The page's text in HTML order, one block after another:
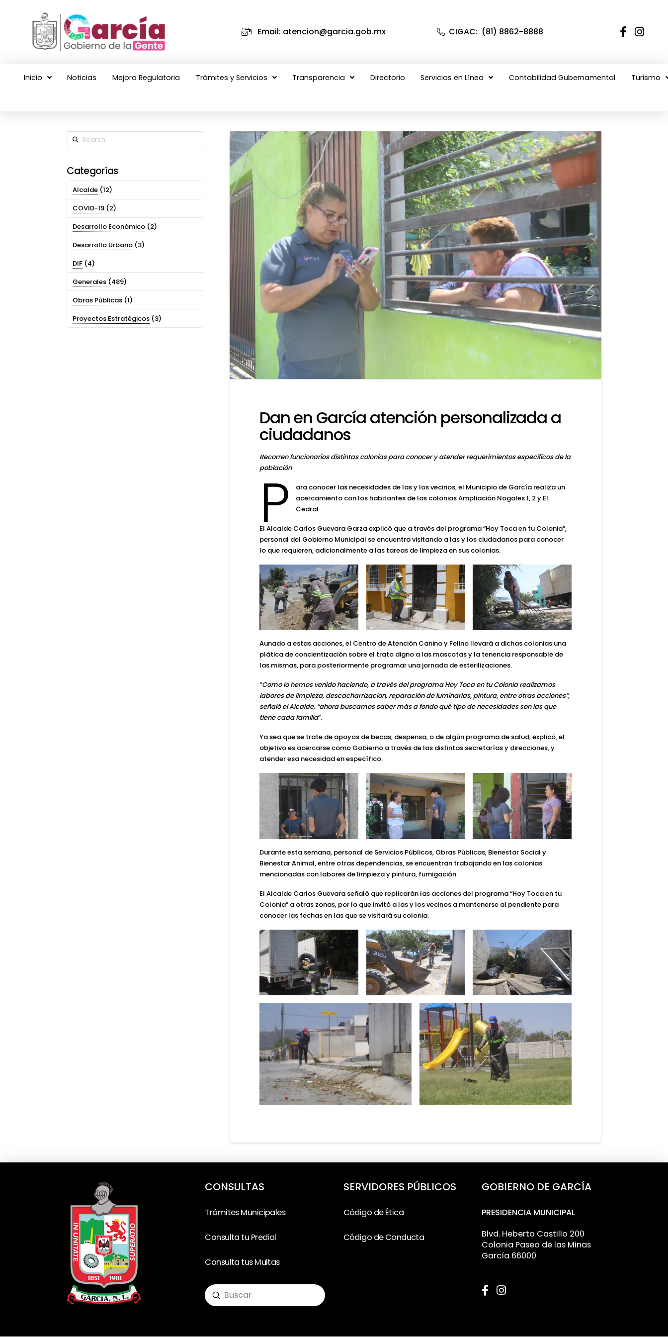
Email: atencion@garcia.gob.mx CIGAC: (81) 8862-8888
Inicio Noticias Mejora Regulatoria Trámites y Servicios Transparencia Directorio Servicios en Línea Contabilidad Gubernamental Turismo
Dan en García atención personalizada a
ciudadanos
Recorren funcionarios distintas colonias para conocer y atender requerimientos específicos de la
población
P
ara conocer las necesidades de las y los vecinos, el Municipio de García realiza un
acercamiento con los habitantes de las colonias Ampliación Nogales 1, 2 y El
Cedral .
El Alcalde Carlos Guevara Garzaexplicó que a través del programa“Hoy Toca en tu Colonia”,
personal del Gobierno Municipal se encuentra visitando a las y los ciudadanos para conocer
lo que requieren, adicionalmente a las tareas de limpieza en sus colonias.
Aunado a estas acciones, el Centro de Atención Canino y Felinollevará a dichas colonias una
plática de concientización sobre el trato digno a las mascotas y la tenencia responsable de
las mismas, para posteriormente programar una jornada de esterilizaciones.
“Como lo hemos venido haciendo, a través del programa Hoy Toca en tu Colonia realizamos
labores de limpieza, descacharrizacion, reparación de luminarias, pintura, entre otras acciones”,
señaló elAlcalde,“ahora buscamos saber más a fondo qué tipo de necesidades son las que
tiene cada familia”.
Ya sea que se trate de apoyos de becas, despensa, o de algún programa de salud, explicó, el
objetivo es acercarse como Gobierno a través de las distintas secretarías y direcciones, y
atender esa necesidad en específico.
Durante esta semana, personal de Servicios Públicos, Obras Públicas, Bienestar Social y
Bienestar Animal, entre otras dependencias, se encuentran trabajando en las colonias
mencionadas con labores de limpieza y pintura, fumigación.
El Alcalde Carlos Guevaraseñaló que replicarán las acciones del programa “Hoy Toca en tu
Colonia” a otras zonas, por lo que invitó a las y los vecinos a mantenerse al pendiente para
conocer las fechas en las que se visitará su colonia.
Search
Categorías
Alcalde (12)
COVID-19 (2)
Desarrollo Económico (2)
Desarrollo Urbano (3)
DIF (4)
Generales (489)
Obras Públicas (1)
Proyectos Estratégicos (3)
CONSULTAS
Trámites Municipales
Consulta tu Predial
Consulta tus Multas
Search
Submit
SERVIDORES PÚBLICOS
Código de Ética
Código de Conducta
GOBIERNO DE GARCÍA
PRESIDENCIA MUNICIPAL
Blvd. Heberto Castillo 200
Colonia Paseo de las Minas
García 66000